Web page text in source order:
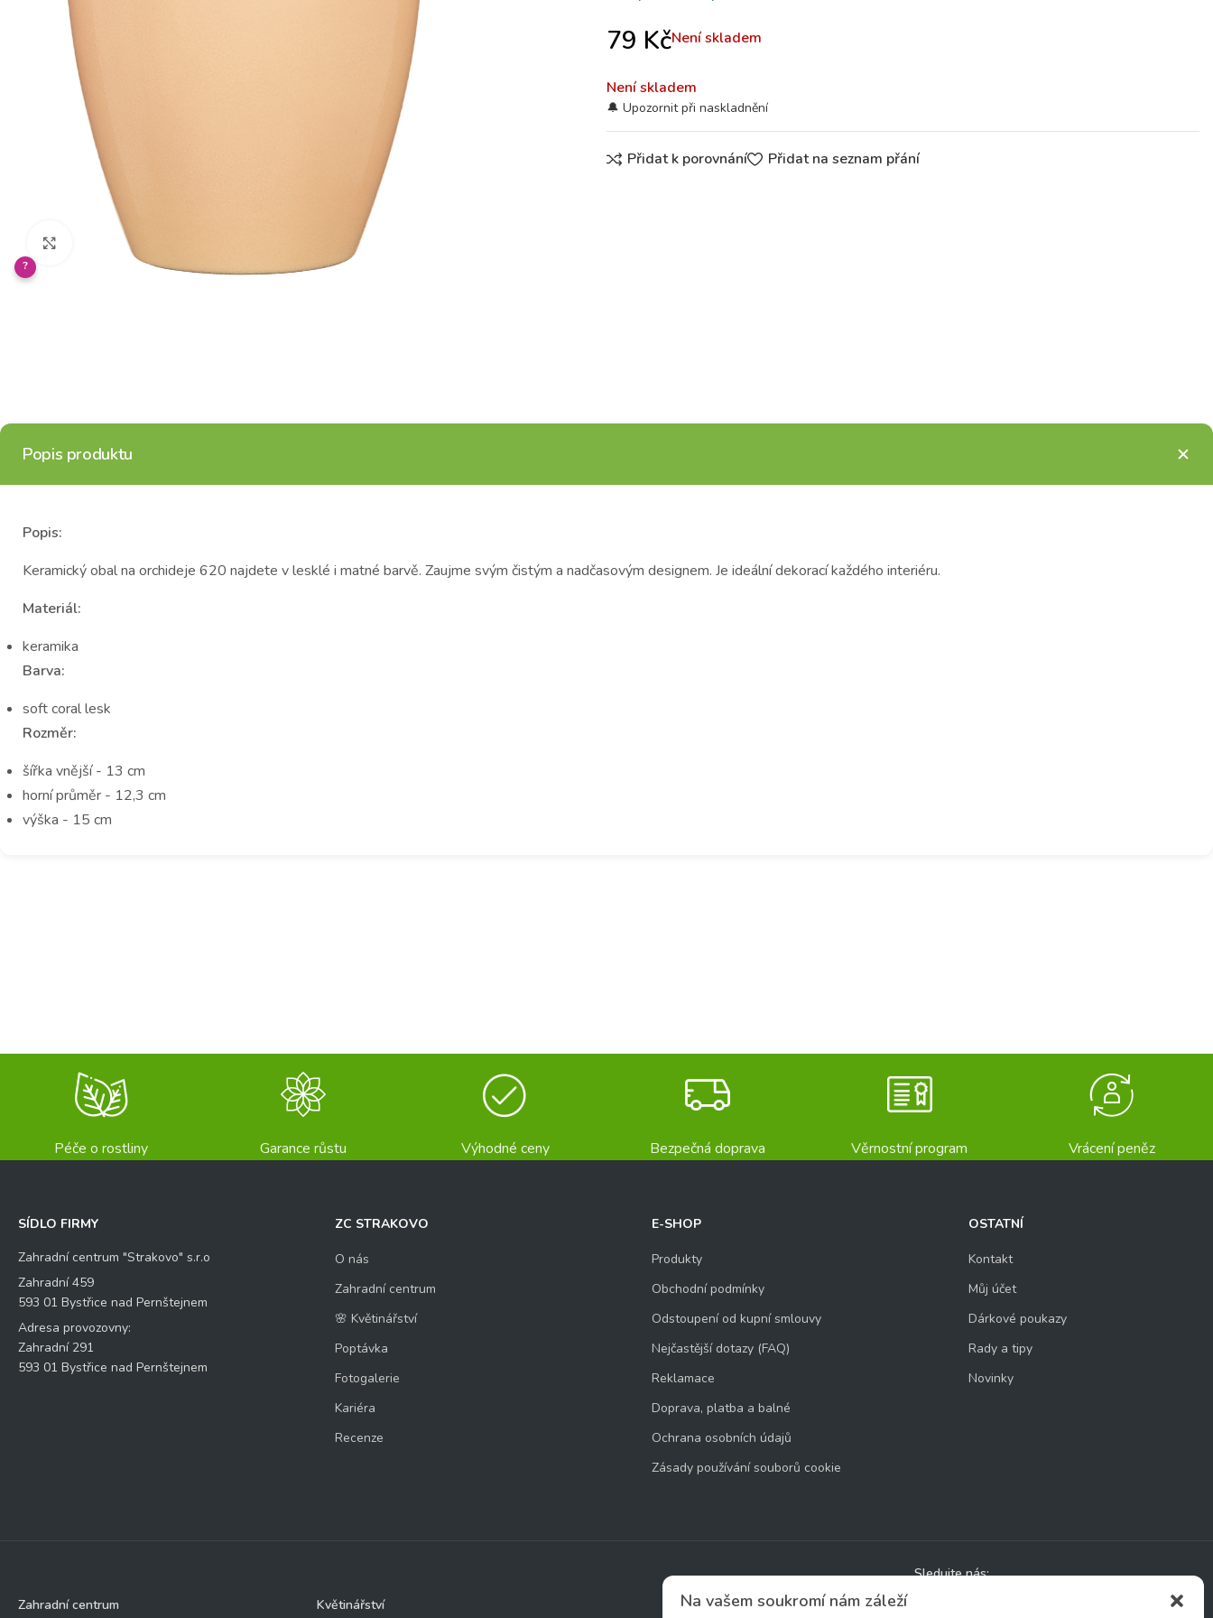
Na vašem soukromí nám záleží
Klikněte pro zvětšení
?
79 KčNení skladem
Není skladem
Přidat k porovnání Přidat na seznam přání
Popis produktu
Popis:
Keramický obal na orchideje 620 najdete v lesklé i matné barvě. Zaujme svým čistým a nadčasovým designem. Je ideální dekorací každého interiéru.
Materiál:
keramika
Barva:
soft coral lesk
Rozměr:
šířka vnější - 13 cm
horní průměr - 12,3 cm
výška - 15 cm
Péče o rostliny Garance růstu Výhodné ceny Bezpečná doprava Věrnostní program Vrácení peněz
SÍDLO FIRMY
Zahradní centrum "Strakovo" s.r.o
Zahradní 459
593 01 Bystřice nad Pernštejnem
Adresa provozovny:
Zahradní 291
593 01 Bystřice nad Pernštejnem
ZC STRAKOVO
O nás
Zahradní centrum
🌸 Květinářství
Poptávka
Fotogalerie
Kariéra
Recenze
E-SHOP
Produkty
Obchodní podmínky
Odstoupení od kupní smlouvy
Nejčastější dotazy (FAQ)
Reklamace
Doprava, platba a balné
Ochrana osobních údajů
Zásady používání souborů cookie
OSTATNÍ
Kontakt
Můj účet
Dárkové poukazy
Rady a tipy
Novinky
Zahradní centrum Květinářství
Sledujte nás: